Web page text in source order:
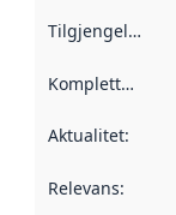
Tilgjengelighet
Kompletthet
Aktualitet:
Relevans: